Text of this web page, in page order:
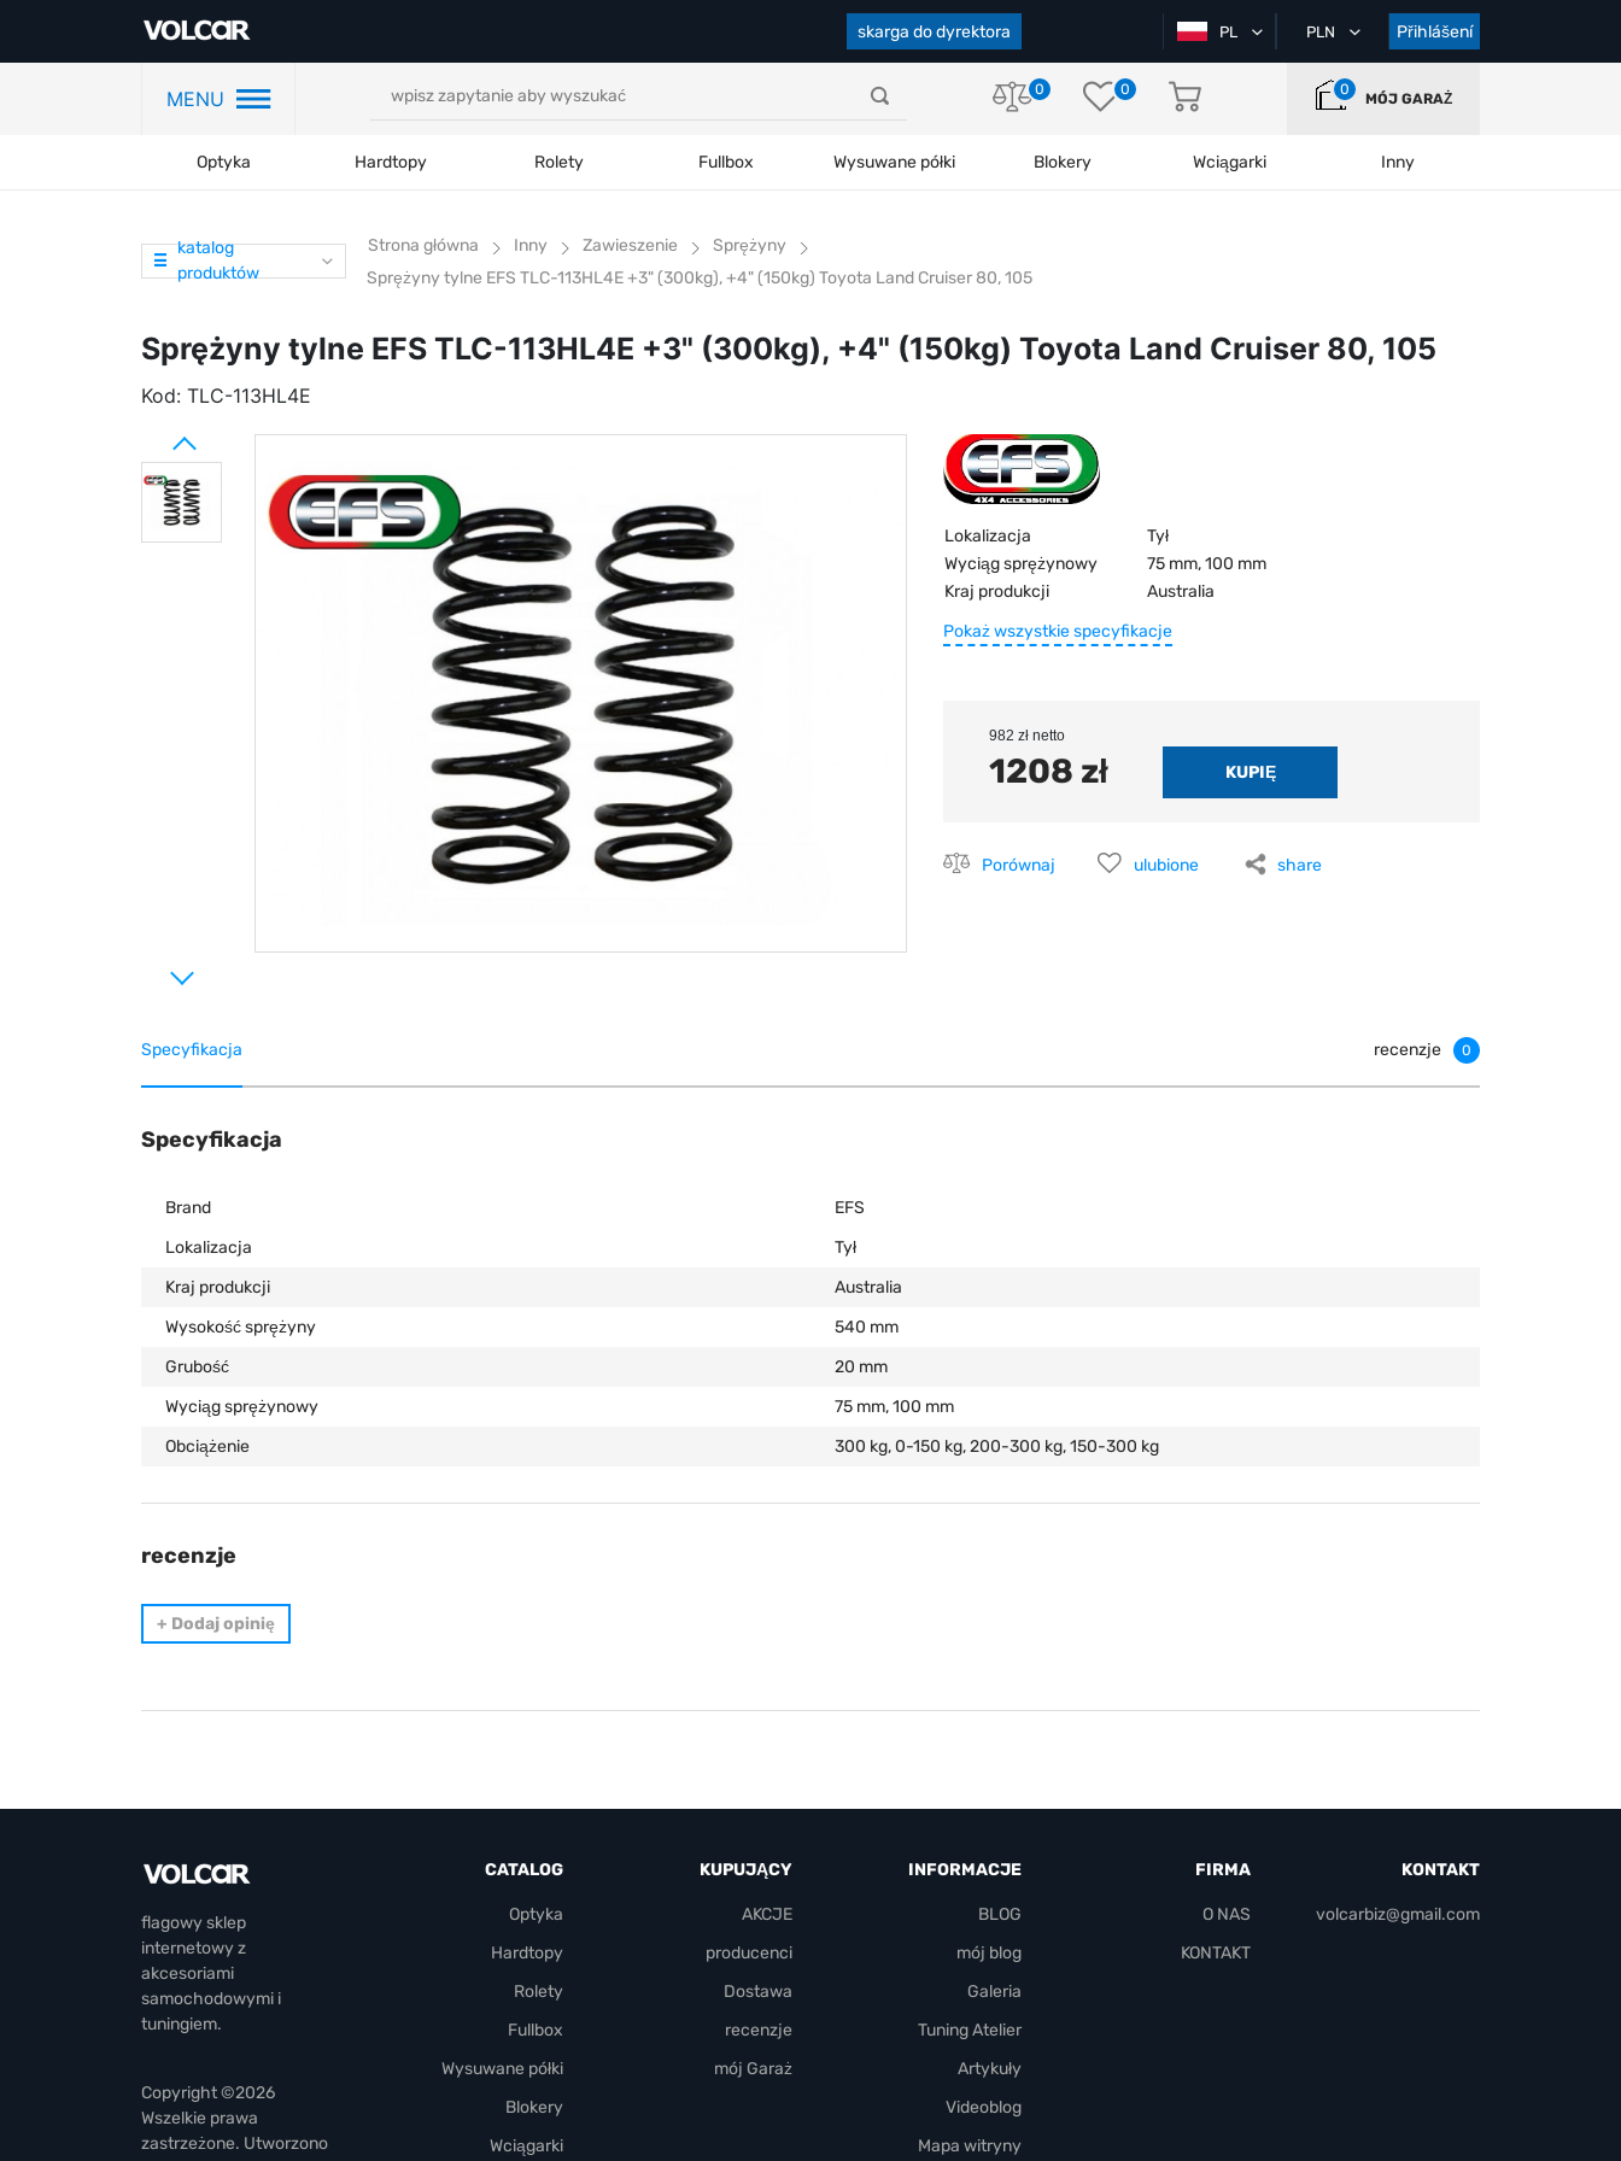
skarga do dyrektora PL PLN Přihlášení
MENU 0 0 0
MÓJ GARAŻ
Optyka Hardtopy Rolety Fullbox Wysuwane półki Blokery Wciągarki Inny
katalog
produktów
Strona główna Inny Zawieszenie
Sprężyny
Sprężyny tylne EFS TLC-113HL4E +3" (300kg), +4" (150kg) Toyota Land Cruiser 80, 105
Sprężyny tylne EFS TLC-113HL4E +3" (300kg), +4" (150kg) Toyota Land Cruiser 80, 105
Kod: TLC-113HL4E
Lokalizacja
Tył
Wyciąg sprężynowy
75 mm, 100 mm
Kraj produkcji
Australia
Pokaż wszystkie specyfikacje
982 zł netto
1208 zł
Porównaj ulubione share
Specyfikacja recenzje 0
Specyfikacja
Brand
EFS
Lokalizacja
Tył
Kraj produkcji
Australia
Wysokość sprężyny
540 mm
Grubość
20 mm
Wyciąg sprężynowy
75 mm, 100 mm
Obciążenie
300 kg, 0-150 kg, 200-300 kg, 150-300 kg
recenzje
+ Dodaj opinię
flagowy sklep
internetowy z
akcesoriami
samochodowymi i
tuningiem.
Copyright ©2026
Wszelkie prawa
zastrzeżone. Utworzono
CATALOG
Optyka
Hardtopy
Rolety
Fullbox
Wysuwane półki
Blokery
Wciągarki
KUPUJĄCY
AKCJE
producenci
Dostawa
recenzje
mój Garaż
INFORMACJE
BLOG
mój blog
Galeria
Tuning Atelier
Artykuły
Videoblog
Mapa witryny
FIRMA
O NAS
KONTAKT
KONTAKT
volcarbiz@gmail.com